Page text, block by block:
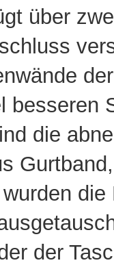
über
besseren
die
der